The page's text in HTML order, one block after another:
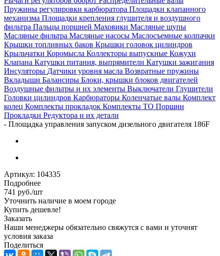
Пружины регулировки карбюратора Площадки клапанного
механизма Площадки крепления глушителя и воздушного
фильтра Пальцы поршней Маховики Масляные щупы
Масляные фильтра Масляные насосы Маслосъемные колпачки
Крышки топливных баков Крышки головок цилиндров
Крыльчатки Коромысла Коллекторы выпускные Кожухи
Клапана Катушки питания, выпрямители Катушки зажигания
Инсуляторы Датчики уровня масла Возвратные пружины
Вкладыши Балансиры Блоки, крышки блоков двигателей
Воздушные фильтры и их элементы Выключатели Глушители
Головки цилиндров Карбюраторы Коленчатые валы Комплект
колец Комплекты прокладок Комплекты ТО Поршни
Прокладки Редуктора и их детали
- Площадка управления запуском дизельного двигателя 186F
Артикул: 104335
Подробнее
741 руб./шт
Уточнить наличие в моем городе
Купить дешевле!
Заказать
Наши менеджеры обязательно свяжутся с вами и уточнят
условия заказа
Поделиться